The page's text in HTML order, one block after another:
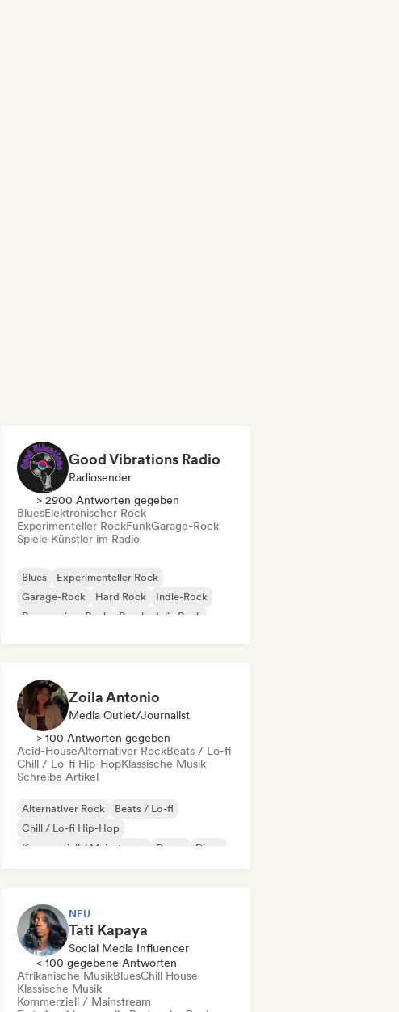
Good Vibrations Radio
Radiosender
> 2900 Antworten gegeben
BluesElektronischer Rock
Experimenteller RockFunkGarage-Rock
Spiele Künstler im Radio
Blues
Experimenteller Rock
Garage-Rock
Hard Rock
Indie-Rock
Progressiver Rock
Psychedelic Rock
Zoila Antonio
Media Outlet/Journalist
> 100 Antworten gegeben
Acid-HouseAlternativer RockBeats / Lo-fi
Chill / Lo-fi Hip-HopKlassische Musik
Schreibe Artikel
Alternativer Rock
Beats / Lo-fi
Chill / Lo-fi Hip-Hop
Kommerziell / Mainstream
Dance
Disco
NEU
Tati Kapaya
Social Media Influencer
< 100 gegebene Antworten
Afrikanische MusikBluesChill House
Klassische Musik
Kommerziell / Mainstream